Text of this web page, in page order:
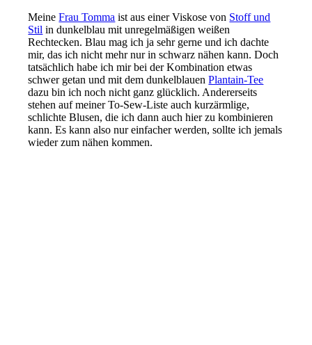
MeineFrau Tomma ist aus einer Viskose von Stoff und
Stil in dunkelblau mit unregelmäßigen weißen
Rechtecken. Blau mag ich ja sehr gerne und ich dachte
mir, das ich nicht mehr nur in schwarz nähen kann. Doch
tatsächlich habe ich mir bei der Kombination etwas
schwer getan und mit dem dunkelblauenPlantain-Tee
dazu bin ich noch nicht ganz glücklich. Andererseits
stehen auf meiner To-Sew-Liste auch kurzärmlige,
schlichte Blusen, die ich dann auch hier zu kombinieren
kann. Es kann also nur einfacher werden, sollte ich jemals
wieder zum nähen kommen.